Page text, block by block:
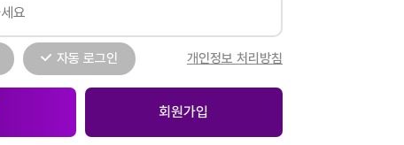
자동 로그인 개인정보 처리방침
회원가입